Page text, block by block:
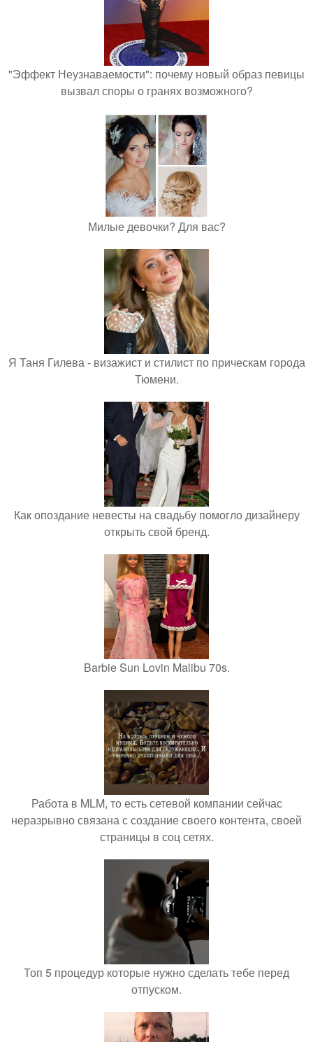
"Эффект Неузнаваемости": почему новый образ певицы
вызвал споры о гранях возможного?
Милые девочки? Для вас?
Я Таня Гилева - визажист и стилист по прическам города
Тюмени.
Как опоздание невесты на свадьбу помогло дизайнеру
открыть свой бренд.
Barbie Sun Lovin Malibu 70s.
Работа в MLM, то есть сетевой компании сейчас
неразрывно связана с создание своего контента, своей
страницы в соц сетях.
Топ 5 процедур которые нужно сделать тебе перед
отпуском.